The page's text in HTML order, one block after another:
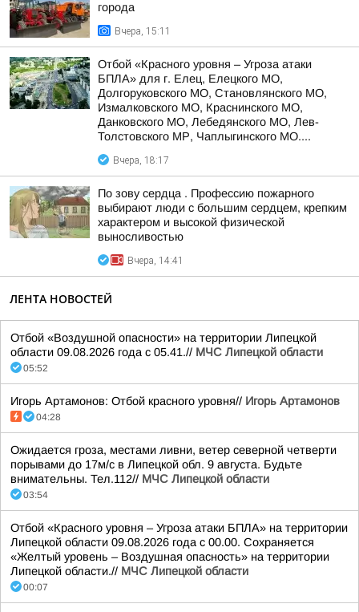
города
Вчера, 15:11
Отбой «Красного уровня – Угроза атаки
БПЛА» для г. Елец, Елецкого МО,
Долгоруковского МО, Становлянского МО,
Измалковского МО, Краснинского МО,
Данковского МО, Лебедянского МО, Лев-
Толстовского МР, Чаплыгинского МО....
Вчера, 18:17
По зову сердца . Профессию пожарного
выбирают люди с большим сердцем, крепким
характером и высокой физической
выносливостью
Вчера, 14:41
ЛЕНТА НОВОСТЕЙ
Отбой «Воздушной опасности» на территории Липецкой
области 09.08.2026 года с 05.41.// МЧС Липецкой области
05:52
Игорь Артамонов: Отбой красного уровня// Игорь Артамонов
04:28
Ожидается гроза, местами ливни, ветер северной четверти
порывами до 17м/с в Липецкой обл. 9 августа. Будьте
внимательны. Тел.112// МЧС Липецкой области
03:54
Отбой «Красного уровня – Угроза атаки БПЛА» на территории
Липецкой области 09.08.2026 года с 00.00. Сохраняется
«Желтый уровень – Воздушная опасность» на территории
Липецкой области.// МЧС Липецкой области
00:07